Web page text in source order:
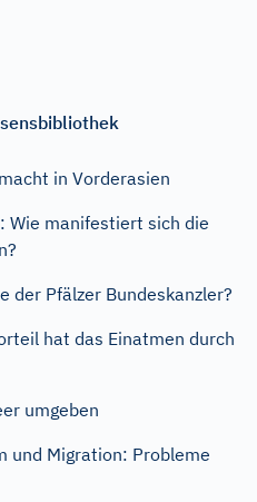
in Vorderasien
Wie manifestiert sich die
der Pfälzer Bundeskanzler?
hat das Einatmen durch
umgeben
und Migration: Probleme